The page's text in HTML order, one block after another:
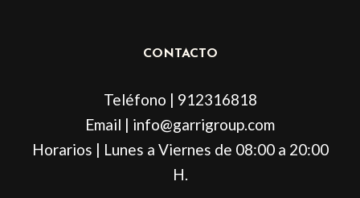
k
a
a
m
t
n
CONTACTO
Teléfono | 912316818
Email | info@garrigroup.com
Horarios | Lunes a Viernes de 08:00 a 20:00
H.